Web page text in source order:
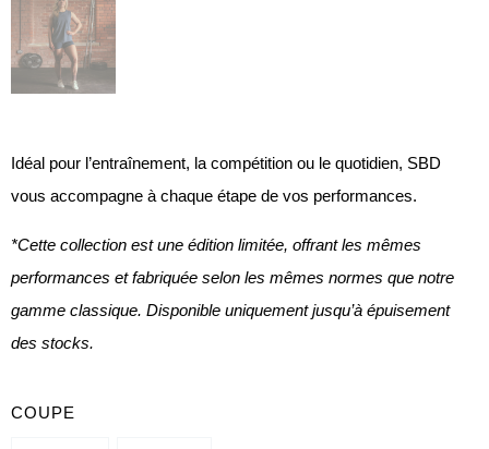
Idéal pour l’entraînement, la compétition ou le quotidien, SBD
vous accompagne à chaque étape de vos performances.
*Cette collection est une édition limitée, offrant les mêmes
performances et fabriquée selon les mêmes normes que notre
gamme classique. Disponible uniquement jusqu’à épuisement
des stocks.
COUPE
QUANTITÉ